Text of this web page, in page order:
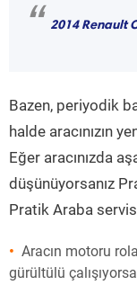
“ 2014 Renault
Bazen, periyodik
halde aracınızın
Eğer aracınızda
düşünüyorsanız
Pratik Araba
Aracın motoru
gürültülü çalışıyorsa